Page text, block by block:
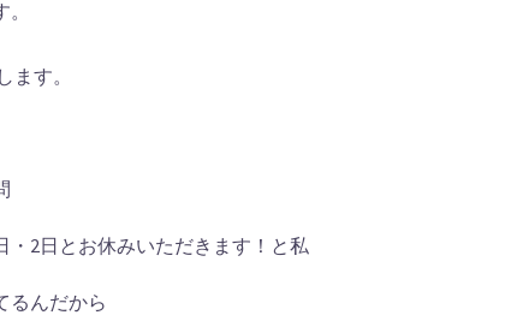
ます。
・2日とお休みいただきます！と私
るんだから